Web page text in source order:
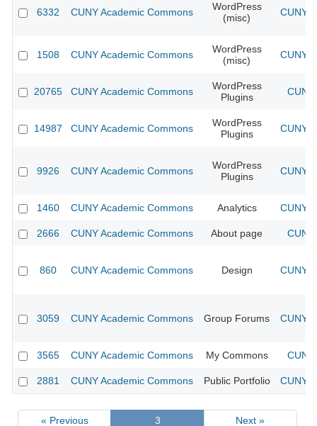
6332 CUNY Academic Commons
WordPress
(misc)
CUNY
1508 CUNY Academic Commons
WordPress
(misc)
CUNY
20765 CUNY Academic Commons
WordPress
Plugins
14987 CUNY Academic Commons
WordPress
Plugins
CUNY
9926 CUNY Academic Commons
WordPress
Plugins
CUNY
1460 CUNY Academic Commons Analytics CUNY
2666 CUNY Academic Commons About page
860 CUNY Academic Commons Design CUNY
3059 CUNY Academic Commons Group Forums CUNY
3565 CUNY Academic Commons My Commons
2881 CUNY Academic Commons Public Portfolio CUNY
« Previous 3 Next »